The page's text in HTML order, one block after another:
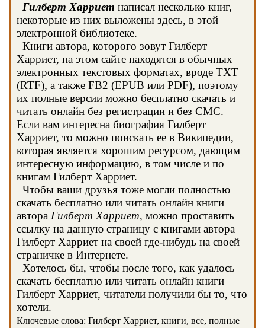
Гилберт Харриет написал несколько книг,
некоторые из них выложены здесь, в этой
электронной библиотеке.
Книги автора, которого зовут Гилберт
Харриет, на этом сайте находятся в обычных
электронных текстовых форматах, вроде TXT
(RTF), а также FB2 (EPUB или PDF), поэтому
их полные версии можно бесплатно скачать и
читать онлайн без регистрации и без СМС.
Если вам интересна биография Гилберт
Харриет, то можно поискать ее в Википедии,
которая является хорошим ресурсом, дающим
интересную информацию, в том числе и по
книгам Гилберт Харриет.
Чтобы ваши друзья тоже могли полностью
скачать бесплатно или читать онлайн книги
автора Гилберт Харриет, можно проставить
ссылку на данную страницу с книгами автора
Гилберт Харриет на своей где-нибудь на своей
страничке в Интернете.
Хотелось бы, чтобы после того, как удалось
скачать бесплатно или читать онлайн книги
Гилберт Харриет, читатели получили бы то, что
хотели.
Ключевые слова: Гилберт Харриет, книги, все, полные